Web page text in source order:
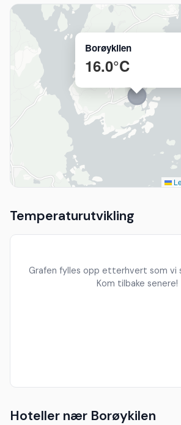
Borøykilen
16.0°C
Temperaturutvikling
Grafen fylles opp etterhvert som vi
Kom tilbake senere!
Hoteller nær Borøykilen